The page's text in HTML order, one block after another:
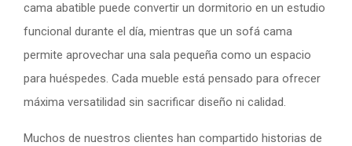
cama abatible puede convertir un dormitorio en un estudio
funcional durante el día, mientras que un sofá cama
permite aprovechar una sala pequeña como un espacio
para huéspedes. Cada mueble está pensado para ofrecer
máxima versatilidad sin sacrificar diseño ni calidad.
Muchos de nuestros clientes han compartido historias de